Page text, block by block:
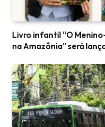
Livro infantil “O
na Amazônia” será